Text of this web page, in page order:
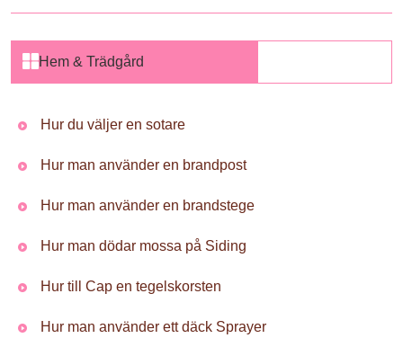
Hem & Trädgård
Hur du väljer en sotare
Hur man använder en brandpost
Hur man använder en brandstege
Hur man dödar mossa på Siding
Hur till Cap en tegelskorsten
Hur man använder ett däck Sprayer